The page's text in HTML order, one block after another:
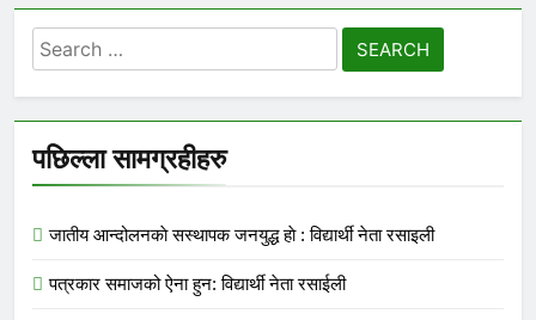
Search
for:
पछिल्ला सामग्रहीहरु
जातीय आन्दोलनकाे सस्थापक जनयुद्ध हाे : विद्यार्थी नेता रसाइली
पत्रकार समाजको ऐना हुन: विद्यार्थी नेता रसाईली